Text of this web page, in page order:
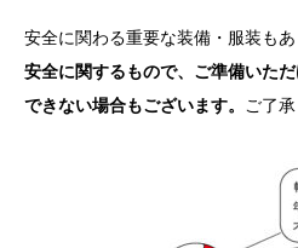
安全に関わる重要な装備・服装もあ
安全に関するもので、ご準備いた
できない場合もございます。 ご了承